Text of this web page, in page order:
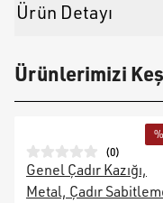
Ürün Detayı
Ürünlerimizi
%
(0)
Genel Çadır Kazığı,
Metal, Çadır